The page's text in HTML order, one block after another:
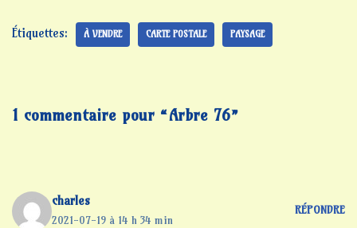
Étiquettes: À VENDRE CARTE POSTALE PAYSAGE
1 commentaire pour “Arbre 76”
charles
2021-07-19 à 14 h 34 min
RÉPONDRE